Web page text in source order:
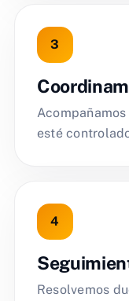
esté
Resolvemos